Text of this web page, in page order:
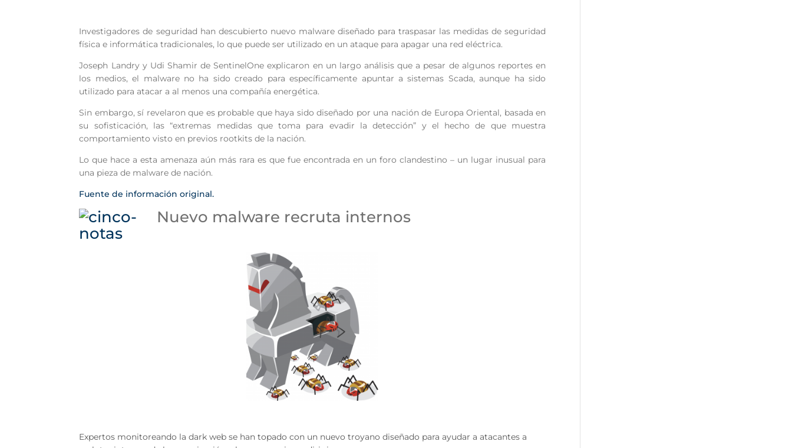
Investigadores de seguridad han descubierto nuevo malware diseñado para traspasar las medidas de seguridad
física e informática tradicionales, lo que puede ser utilizado en un ataque para apagar una red eléctrica.
Joseph Landry y Udi Shamir de SentinelOne explicaron en un largo análisis que a pesar de algunos reportes en
los medios, el malware no ha sido creado para específicamente apuntar a sistemas Scada, aunque ha sido
utilizado para atacar a al menos una compañía energética.
Sin embargo, sí revelaron que es probable que haya sido diseñado por una nación de Europa Oriental, basada en
su sofisticación, las “extremas medidas que toma para evadir la detección” y el hecho de que muestra
comportamiento visto en previos rootkits de la nación.
Lo que hace a esta amenaza aún más rara es que fue encontrada en un foro clandestino – un lugar inusual para
una pieza de malware de nación.
Fuente de información original.
Nuevo malware recruta internos
Expertos monitoreando la dark web se han topado con un nuevo troyano diseñado para ayudar a atacantes a